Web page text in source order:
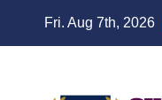
Fri. Aug 7th, 2026